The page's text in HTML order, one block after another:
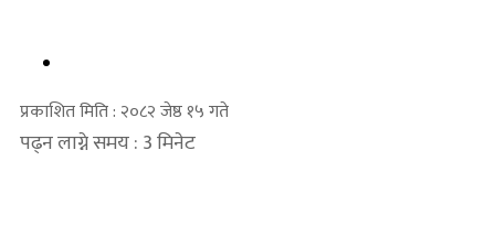
प्रकाशित मिति : २०८२ जेष्ठ १५ गते
पढ्न लाग्ने समय : 3 मिनेट